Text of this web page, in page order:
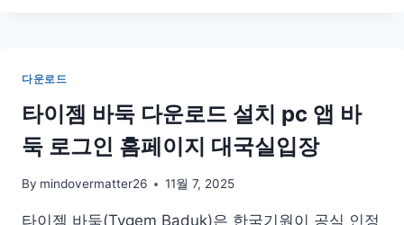
판
설
치
운
드
다운로드
타이젬 바둑 다운로드 설치 pc 앱 바
둑 로그인 홈페이지 대국실입장
By mindovermatter26 11월 7, 2025
타이젬 바둑(Tygem Baduk)은 한국기원이 공식 인정